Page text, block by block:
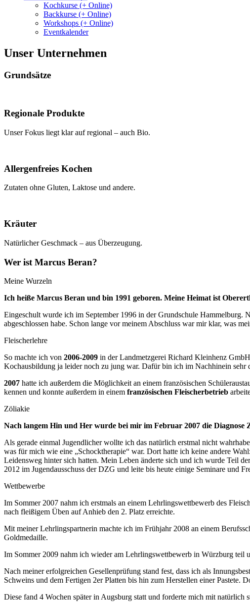
Kochkurse (+ Online)
Backkurse (+ Online)
Workshops (+ Online)
Eventkalender
Unser Unternehmen
Grundsätze
Regionale Produkte
Unser Fokus liegt klar auf regional – auch Bio.
Allergenfreies Kochen
Zutaten ohne Gluten, Laktose und andere.
Kräuter
Natürlicher Geschmack – aus Überzeugung.
Wer ist Marcus Beran?
Meine Wurzeln
Ich heiße Marcus Beran und bin 1991 geboren. Meine Heimat ist
Eingeschult wurde ich im September 1996 in der Grundschule Hammelburg.
abgeschlossen habe. Schon lange vor meinem Abschluss war mir klar, was
Fleischerlehre
So machte ich von 2006-2009 in der Landmetzgerei Richard Kleinhenz
Kochausbildung ja leider noch zu jung war. Dafür bin ich im Nachhinein sehr
2007 hatte ich außerdem die Möglichkeit an einem französischen
kennen und konnte außerdem in einem französischen Fleischerbetrieb
Zöliakie
Nach langem Hin und Her wurde bei mir im Februar 2007 die Diagnose
Als gerade einmal Jugendlicher wollte ich das natürlich erstmal nicht
was für mich wie eine „Schocktherapie“ war. Dort hatte ich keine andere
Leidensweg hinter sich hatten. Mein Leben änderte sich und ich wurde Teil
2012 im Jugendausschuss der DZG und leite bis heute einige Seminare und
Wettbewerbe
Im Sommer 2007 nahm ich erstmals an einem Lehrlingswettbewerb des
nach fleißigem Üben auf Anhieb den 2. Platz erreichte.
Mit meiner Lehrlingspartnerin machte ich im Frühjahr 2008 an einem
Goldmedaille.
Im Sommer 2009 nahm ich wieder am Lehrlingswettbewerb in Würzburg teil
Nach meiner erfolgreichen Gesellenprüfung stand fest, dass ich als
Schweins und dem Fertigen 2er Platten bis hin zum Herstellen einer
Diese fand 4 Wochen später in Augsburg statt und forderte mich mit